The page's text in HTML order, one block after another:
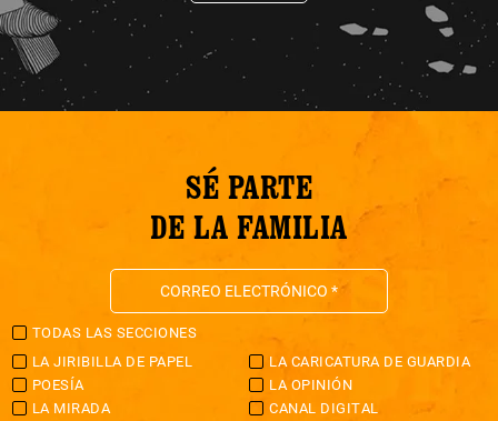
SÉ PARTE
DE LA FAMILIA
TODAS LAS SECCIONES
LA JIRIBILLA DE PAPEL
LA CARICATURA DE GUARDIA
POESÍA
LA OPINIÓN
LA MIRADA
CANAL DIGITAL